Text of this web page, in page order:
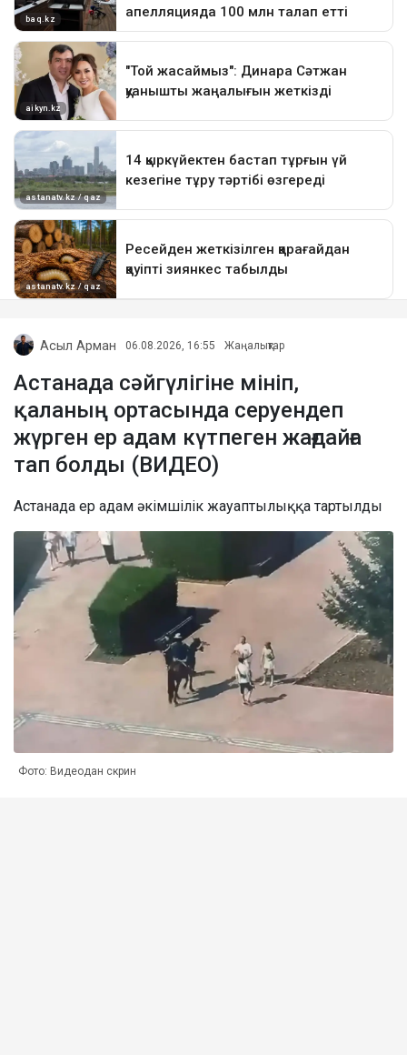
Асыл Арман 06.08.2026, 16:55 Жаңалықтар
Астанада сәйгүлігіне мініп,
қаланың ортасында серуендеп
жүрген ер адам күтпеген жағдайға
тап болды (ВИДЕО)
Астанада ер адам әкімшілік жауаптылыққа тартылды
Фото: Видеодан скрин